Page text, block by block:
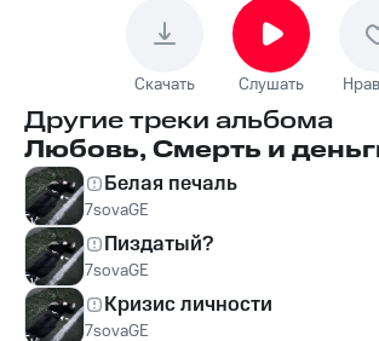
Скачать Слушать
Другие треки альбома
Любовь, Смерть и
Белая печаль
7sovaGE
Пиздатый?
7sovaGE
Кризис личности
7sovaGE